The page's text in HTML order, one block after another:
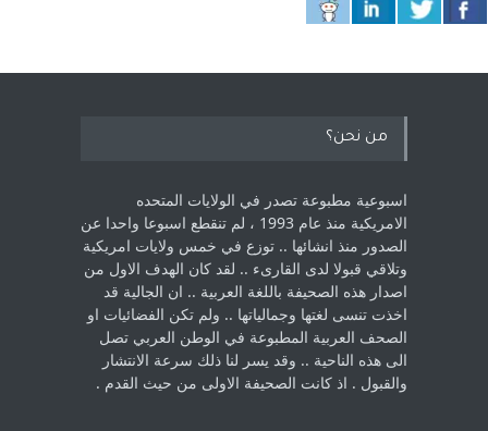
من نحن؟
اسبوعية مطبوعة تصدر في الولايات المتحده
الامريكية منذ عام 1993 ، لم ‏تنقطع اسبوعا واحدا عن
الصدور منذ انشائها .. توزع في خمس ولايات امريكية
‏وتلاقي قبولا لدى القارىء ..‏ لقد كان الهدف الاول من
اصدار هذه الصحيفة باللغة العربية .. ان الجالية قد
اخذت ‏تنسى لغتها وجمالياتها .. ولم تكن الفضائيات او
الصحف العربية المطبوعة في الوطن ‏العربي تصل
الى هذه الناحية .. وقد يسر لنا ذلك سرعة الانتشار
والقبول . اذ كانت ‏الصحيفة الاولى من حيث القدم . ‏